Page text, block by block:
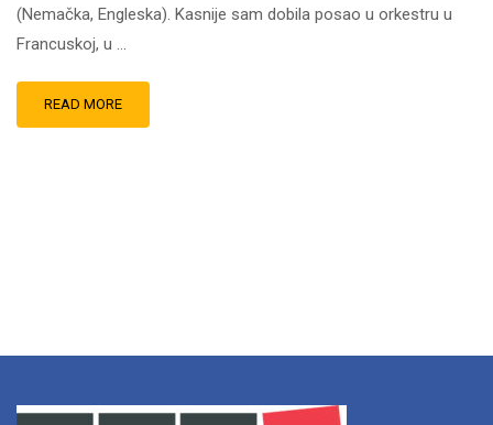
(Nemačka, Engleska). Kasnije sam dobila posao u orkestru u
Francuskoj, u …
READ MORE